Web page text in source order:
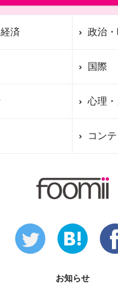
済 政治
国際
心理
コン
お知らせ